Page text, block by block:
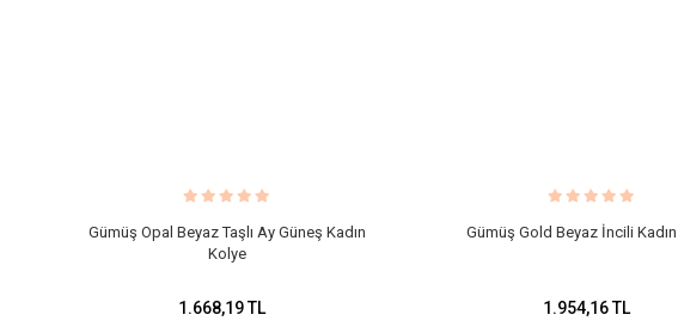
Gümüş Opal Beyaz Taşlı Ay Güneş Kadın
Kolye
1.668,19 TL
Gümüş Gold Beyaz İncili
1.954,16 TL